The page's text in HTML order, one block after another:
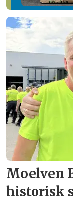
Moelven
historisk